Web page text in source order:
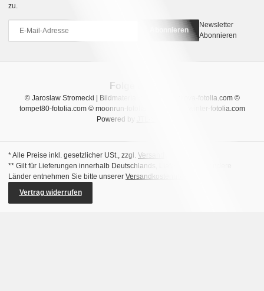
zu.
Abonnieren
Newsletter
Abonnieren
© Jaroslaw Stromecki | Bildmaterial © Natalia Uzkova-fotolia.com ©
tompet80-fotolia.com © moonrun-fotolia.com © sara_winter-fotolia.com
Powered by
Folge uns
* Alle Preise inkl. gesetzlicher USt., zzgl. Versand
** Gilt für Lieferungen innerhalb Deutschlands, Lieferzeiten für andere
Länder entnehmen Sie bitte unserer Versandkostenübersicht
Vertrag widerrufen